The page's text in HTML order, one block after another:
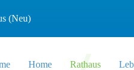
(Neu)
Home Rathaus